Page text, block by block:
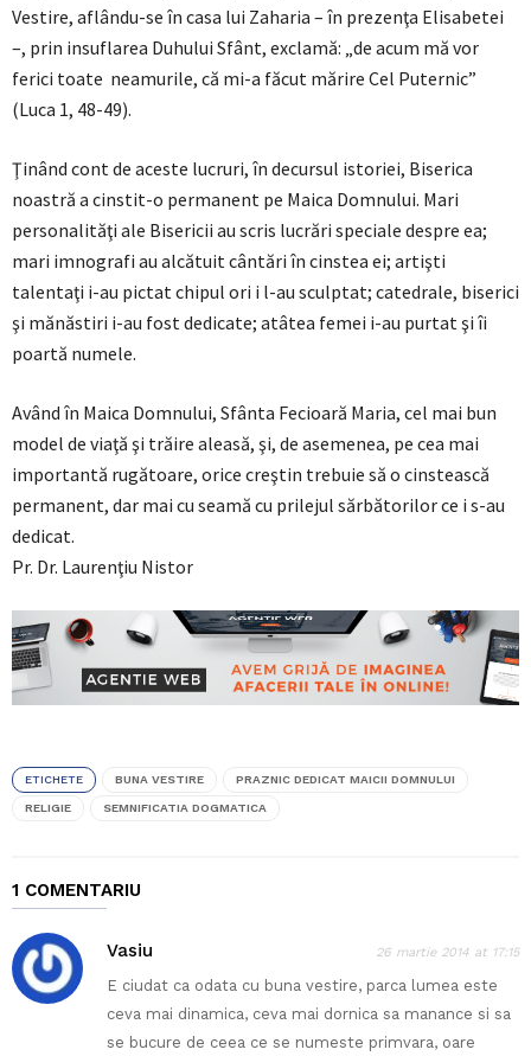
Vestire, aflându-se în casa lui Zaharia – în prezenţa Elisabetei
–, prin insuflarea Duhului Sfânt, exclamă: „de acum mă vor
ferici toate neamurile, că mi-a făcut mărire Cel Puternic”
(Luca 1, 48-49).
Ţinând cont de aceste lucruri, în decursul istoriei, Biserica
noastră a cinstit-o permanent pe Maica Domnului. Mari
personalităţi ale Bisericii au scris lucrări speciale despre ea;
mari imnografi au alcătuit cântări în cinstea ei; artişti
talentaţi i-au pictat chipul ori i l-au sculptat; catedrale, biserici
şi mănăstiri i-au fost dedicate; atâtea femei i-au purtat şi îi
poartă numele.
Având în Maica Domnului, Sfânta Fecioară Maria, cel mai bun
model de viaţă şi trăire aleasă, şi, de asemenea, pe cea mai
importantă rugătoare, orice creştin trebuie să o cinstească
permanent, dar mai cu seamă cu prilejul sărbătorilor ce i s-au
dedicat.
Pr. Dr. Laurenţiu Nistor
ETICHETE BUNA VESTIRE PRAZNIC DEDICAT MAICII DOMNULUI
RELIGIE SEMNIFICATIA DOGMATICA
1 COMENTARIU
Vasiu 26 martie 2014 at 17:15
E ciudat ca odata cu buna vestire, parca lumea este
ceva mai dinamica, ceva mai dornica sa manance si sa
se bucure de ceea ce se numeste primvara, oare